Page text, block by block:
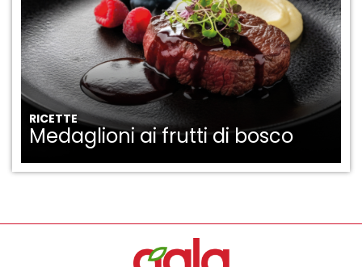
RICETTE
Medaglioni ai frutti di bosco